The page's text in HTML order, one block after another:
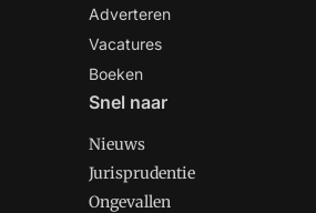
Adverteren
Vacatures
Boeken
Snel naar
Nieuws
Jurisprudentie
Ongevallen